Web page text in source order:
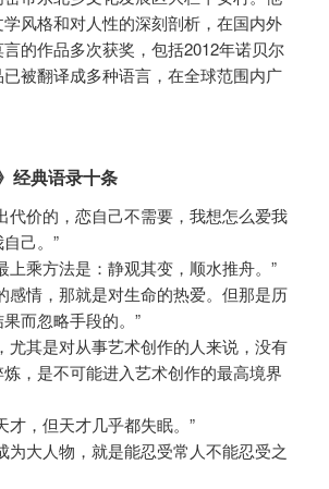
风格和对人性的深刻剖析，在国内外
的作品多次获奖，包括2012年诺贝尔
被翻译成多种语言，在全球范围内广
经典语录十条
代价的，恋自己不需要，我想怎么爱我
己。”
上乘方法是：静观其变，顺水推舟。”
感情，那就是对生命的热爱。但那是历
而忽略手段的。”
尤其是对从事艺术创作的人来说，没有
，是不可能进入艺术创作的最高境界
才，但天才几乎都失眠。”
为大人物，就是能忍受常人不能忍受之